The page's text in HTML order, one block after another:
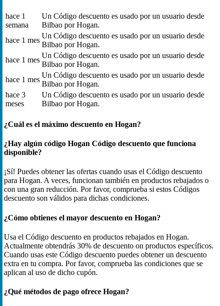
hace 1
semana
Un Código descuento es usado por un usuario desde
Bilbao por Hogan.
hace 1 mes
Un Código descuento es usado por un usuario desde
Bilbao por Hogan.
hace 1 mes
Un Código descuento es usado por un usuario desde
Bilbao por Hogan.
hace 1 mes
Un Código descuento es usado por un usuario desde
Bilbao por Hogan.
hace 3
meses
Un Código descuento es usado por un usuario desde
Bilbao por Hogan.
¿Cuál es el máximo descuento en Hogan?
¿Hay algún código Hogan Código descuento que funciona
disponible?
¡Sí! Puedes obtener las ofertas cuando usas el Código descuento
para Hogan. A veces, funcionan también en productos rebajados o
con una gran reducción. Por favor, comprueba si estos Códigos
descuento son válidos para dichas condiciones.
¿Cómo obtienes el mayor descuento en Hogan?
Usa el Código descuento en productos rebajados en Hogan.
Actualmente obtendrás 30% de descuento on productos específicos.
Cuando usas este Código descuento puedes obtener un descuento
extra en tu compra. Por favor, comprueba las condiciones que se
aplican al uso de dicho cupón.
¿Qué métodos de pago ofrece Hogan?